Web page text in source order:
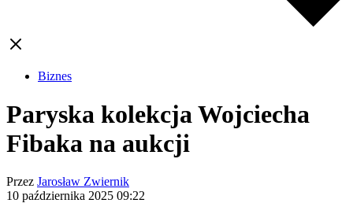
Biznes
Paryska kolekcja Wojciecha
Fibaka na aukcji
Przez Jarosław Zwiernik
10 października 2025 09:22